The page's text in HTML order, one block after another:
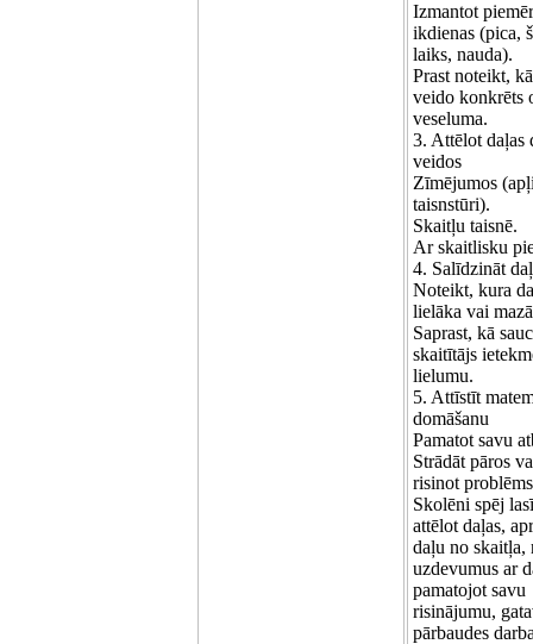
Izmantot
ikdienas (pica,
laiks, nauda).
Prast noteikt,
veido konkrēts
veseluma.
3. Attēlot daļas
veidos
Zīmējumos
taisnstūri).
Skaitļu taisnē.
Ar skaitlisku
4. Salīdzināt
Noteikt, kura
lielāka vai
Saprast, kā
skaitītājs
lielumu.
5. Attīstīt
domāšanu
Pamatot savu
Strādāt pāros
risinot
Skolēni spēj
attēlot daļas,
daļu no skaitļa,
uzdevumus ar
pamatojot savu
risinājumu,
pārbaudes